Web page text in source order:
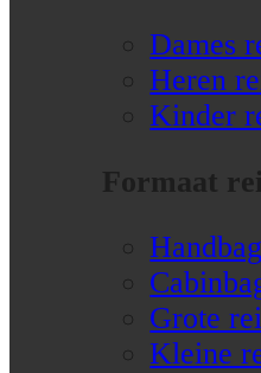
Dames
Heren
Kinder
Formaat
Grote
Kleine